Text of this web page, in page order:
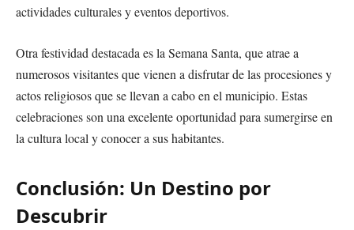
actividades culturales y eventos deportivos.
Otra festividad destacada es la Semana Santa, que atrae a
numerosos visitantes que vienen a disfrutar de las procesiones y
actos religiosos que se llevan a cabo en el municipio. Estas
celebraciones son una excelente oportunidad para sumergirse en
la cultura local y conocer a sus habitantes.
Conclusión: Un Destino por
Descubrir